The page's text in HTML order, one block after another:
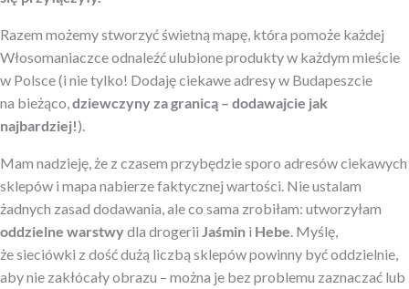
Razem możemy stworzyć świetną mapę, która pomoże każdej
Włosomaniaczce odnaleźć ulubione produkty w każdym mieście
w Polsce (i nie tylko! Dodaję ciekawe adresy w Budapeszcie
na bieżąco, dziewczyny za granicą – dodawajcie jak
najbardziej!).
Mam nadzieję, że z czasem przybędzie sporo adresów ciekawych
sklepów i mapa nabierze faktycznej wartości. Nie ustalam
żadnych zasad dodawania, ale co sama zrobiłam: utworzyłam
oddzielne warstwydla drogerii Jaśmin i Hebe . Myślę,
że sieciówki z dość dużą liczbą sklepów powinny być oddzielnie,
aby nie zakłócały obrazu – można je bez problemu zaznaczać lub